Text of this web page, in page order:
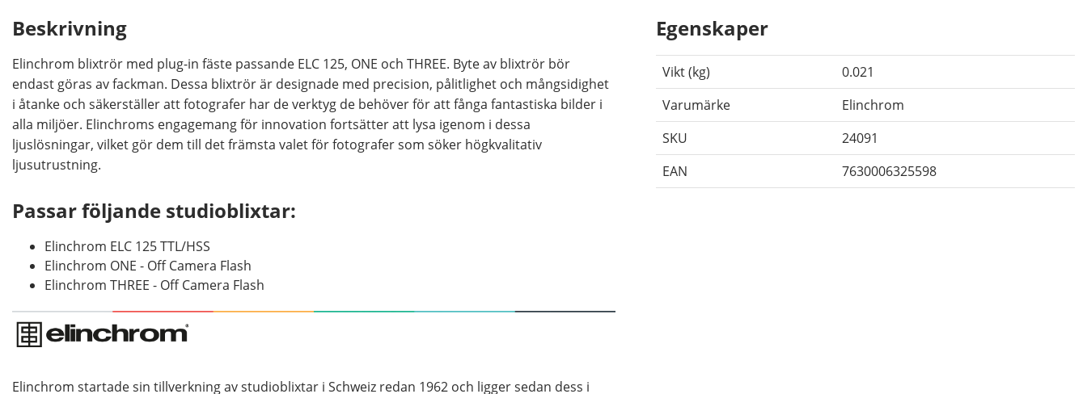
Beskrivning
Elinchrom blixtrör med plug-in fäste passande ELC 125, ONE och THREE. Byte av blixtrör bör
endast göras av fackman. Dessa blixtrör är designade med precision, pålitlighet och mångsidighet
i åtanke och säkerställer att fotografer har de verktyg de behöver för att fånga fantastiska bilder i
alla miljöer. Elinchroms engagemang för innovation fortsätter att lysa igenom i dessa
ljuslösningar, vilket gör dem till det främsta valet för fotografer som söker högkvalitativ
ljusutrustning.
Passar följande studioblixtar:
Elinchrom ELC 125 TTL/HSS
Elinchrom ONE - Off Camera Flash
Elinchrom THREE - Off Camera Flash
Elinchrom startade sin tillverkning av studioblixtar i Schweiz redan 1962 och ligger sedan dess i
Egenskaper
Vikt (kg)
0.021
Varumärke
Elinchrom
SKU
24091
EAN
7630006325598